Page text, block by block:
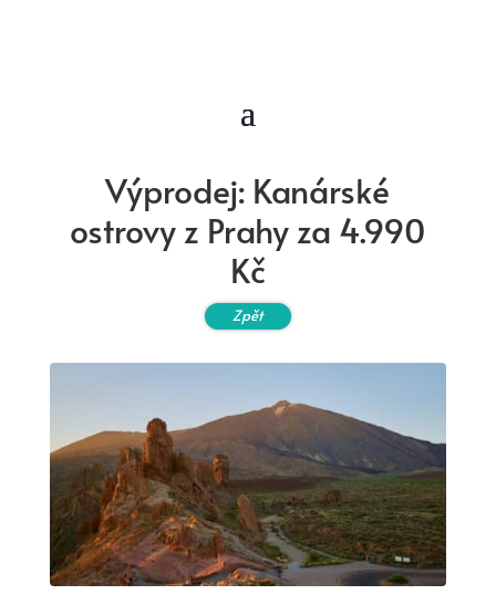
Výprodej: Kanárské
ostrovy z Prahy za 4.990
Kč
Zpět